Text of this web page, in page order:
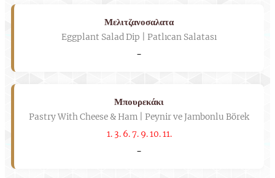
Μελιτζανοσαλατα
Eggplant Salad Dip | Patlıcan Salatası
-
Μπουρεκάκι
Pastry With Cheese & Ham | Peynir ve Jambonlu Börek
1. 3. 6. 7. 9. 10. 11.
-